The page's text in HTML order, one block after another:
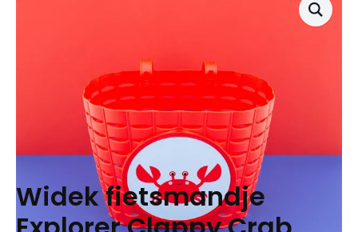
Widek fietsmandje